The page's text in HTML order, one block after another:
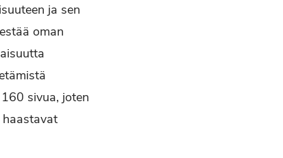
ja sen
oman
sivua, joten
haastavat